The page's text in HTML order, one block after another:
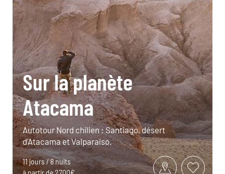
Sur la planète
Atacama
Autotour Nord chilien : Santiago, désert
d’Atacama et Valparaíso.
11 jours / 8 nuits